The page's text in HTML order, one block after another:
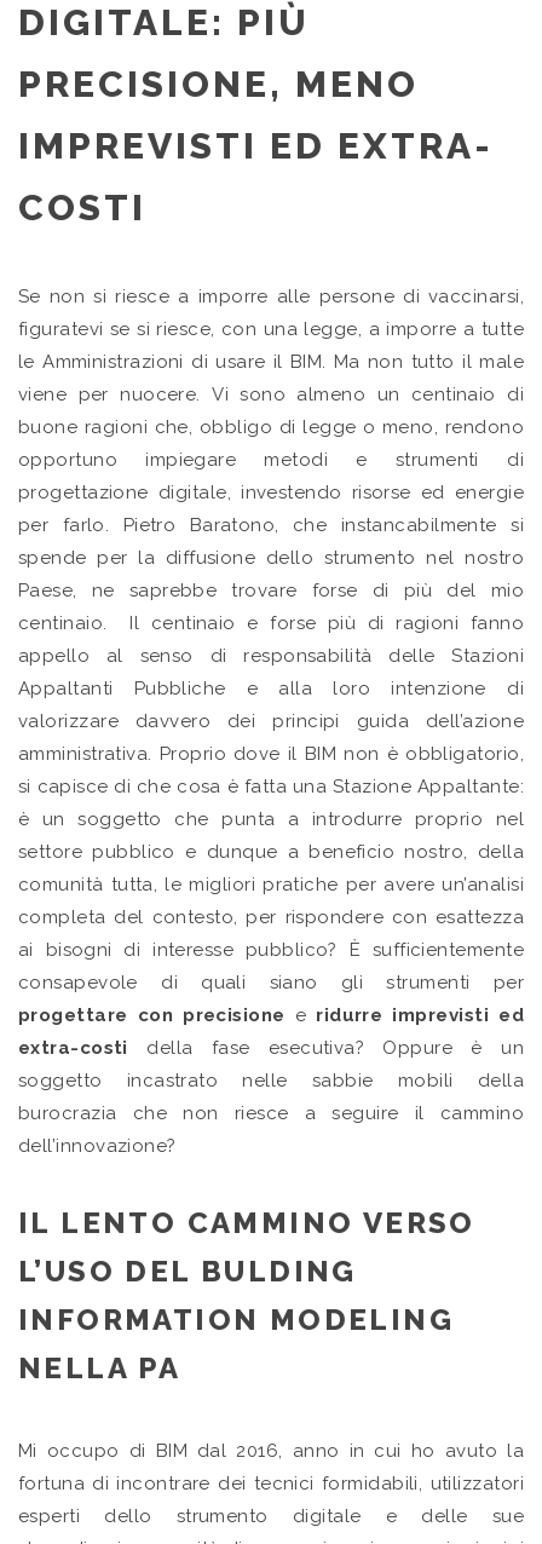
DIGITALE: PIÙ
PRECISIONE, MENO
IMPREVISTI ED EXTRA-
COSTI
Se non si riesce a imporre alle persone di vaccinarsi,
figuratevi se si riesce, con una legge, a imporre a tutte
le Amministrazioni di usare il BIM. Ma non tutto il male
viene per nuocere. Vi sono almeno un centinaio di
buone ragioni che, obbligo di legge o meno, rendono
opportuno impiegare metodi e strumenti di
progettazione digitale, investendo risorse ed energie
per farlo. Pietro Baratono, che instancabilmente si
spende per la diffusione dello strumento nel nostro
Paese, ne saprebbe trovare forse di più del mio
centinaio. Il centinaio e forse più di ragioni fanno
appello al senso di responsabilità delle Stazioni
Appaltanti Pubbliche e alla loro intenzione di
valorizzare davvero dei principi guida dell’azione
amministrativa. Proprio dove il BIM non è obbligatorio,
si capisce di che cosa è fatta una Stazione Appaltante:
è un soggetto che punta a introdurre proprio nel
settore pubblico e dunque a beneficio nostro, della
comunità tutta, le migliori pratiche per avere un’analisi
completa del contesto, per rispondere con esattezza
ai bisogni di interesse pubblico? È sufficientemente
consapevole di quali siano gli strumenti per
progettare con precisione e ridurre imprevisti ed
extra-costi
della fase esecutiva? Oppure è un
soggetto incastrato nelle sabbie mobili della
burocrazia che non riesce a seguire il cammino
dell’innovazione?
IL LENTO CAMMINO VERSO
L’USO DEL BULDING
INFORMATION MODELING
NELLA PA
Mi occupo di BIM dal 2016, anno in cui ho avuto la
fortuna di incontrare dei tecnici formidabili, utilizzatori
esperti dello strumento digitale e delle sue